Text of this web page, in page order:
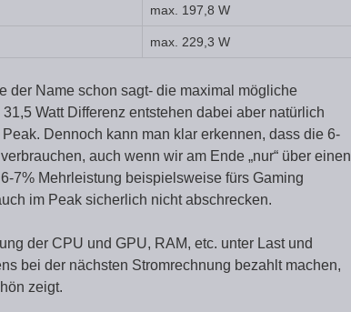
max. 197,8 W
max. 229,3 W
der Name schon sagt- die maximal mögliche
Watt Differenz entstehen dabei aber natürlich
Dennoch kann man klar erkennen, dass die 6-
auch wenn wir am Ende „nur“ über einen
7% Mehrleistung beispielsweise fürs Gaming
im Peak sicherlich nicht abschrecken.
der CPU und GPU, RAM, etc. unter Last und
bei der nächsten Stromrechnung bezahlt machen,
zeigt.